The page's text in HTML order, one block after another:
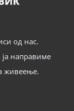
од нас.
направиме
живеење.